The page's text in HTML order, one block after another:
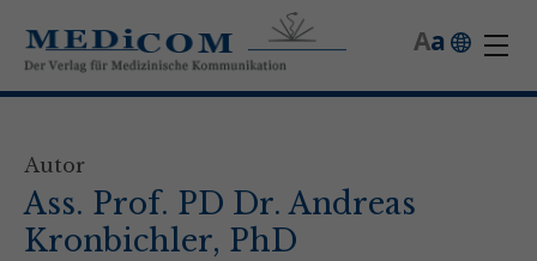
a
A
Autor
Ass. Prof. PD Dr. Andreas
Kronbichler, PhD